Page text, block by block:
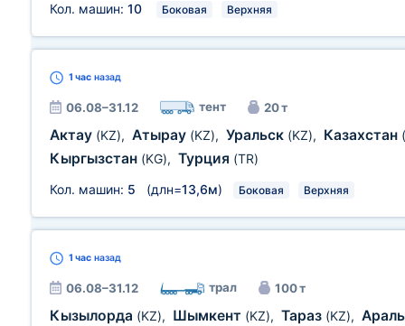
Кол. машин: 10 Боковая Верхняя
1 час назад
06.08–31.12 тент 20 т
Актау (KZ), Атырау (KZ), Уральск (KZ), Казахстан
Кыргызстан (KG), Турция (TR)
Кол. машин: 5 (длн=13,6м) Боковая Верхняя
1 час назад
06.08–31.12 трал 100 т
Кызылорда (KZ), Шымкент (KZ), Тараз (KZ),